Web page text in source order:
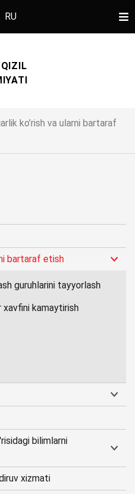
RU
QIZIL
ko’rish va ularni bartaraf
bartaraf etish
guruhlarini tayyorlash
kamaytirish
bilimlarni
xizmati